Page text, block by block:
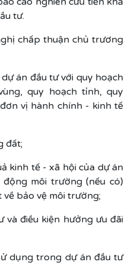
tư.
chấp thuận chủ trương
án đầu tư với quy hoạch
quy hoạch tỉnh, quy
vị hành chính - kinh tế
đất;
kinh tế - xã hội của dự án
môi trường (nếu có)
bảo vệ môi trường;
và điều kiện hưởng ưu đãi
dụng trong dự án đầu tư